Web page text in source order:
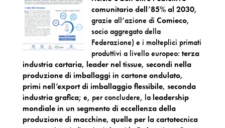
comunitario dell’85% al 2030,
grazie all’azione di Comieco,
socio aggregato della
Federazione) e i molteplici primati
produttivi a livello europeo: terza
industria cartaria, leader nel tissue, secondi nella
produzione di imballaggi in cartone ondulato,
primi nell’export di imballaggio flessibile, seconda
industria grafica; e, per concludere, la leadership
mondiale in un segmento di eccellenza della
produzione di macchine, quelle per la cartotecnica